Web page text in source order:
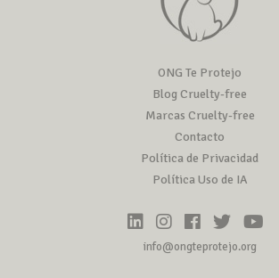
ONG Te Protejo
Blog Cruelty-free
Marcas Cruelty-free
Contacto
Política de Privacidad
Política Uso de IA
info@ongteprotejo.org